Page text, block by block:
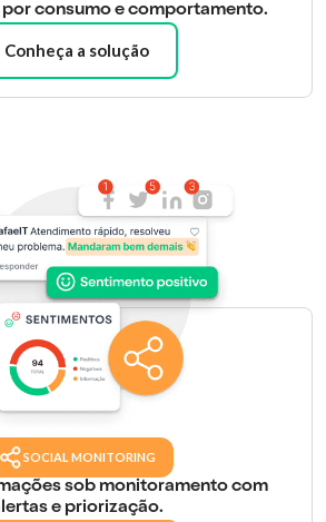
consumo e comportamento.
Conheça a solução
SOCIAL MONITORING
sob monitoramento com
e priorização.